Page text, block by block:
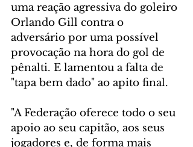
uma reação agressiva do goleiro
Orlando Gill contra o
adversário por uma possível
provocação na hora do gol de
pênalti. E lamentou a falta de
"tapa bem dado" ao apito final.
"A Federação oferece todo o seu
apoio ao seu capitão, aos seus
jogadores e, de forma mais